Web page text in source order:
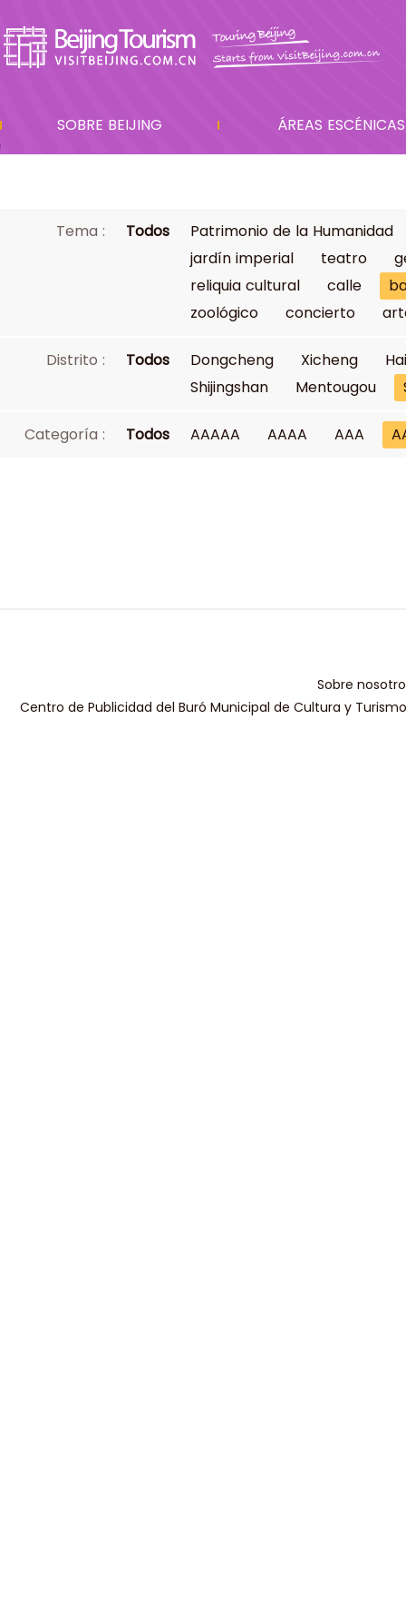
SOBRE BEIJING ÁREAS ESCÉNICAS
Tema : Todos
Patrimonio de la Humanidad
jardín imperial
teatro
reliquia cultural
calle
zoológico
concierto
Distrito : Todos Dongcheng Xicheng
Shijingshan
Mentougou
Categoría : Todos AAAAA AAAA AAA
Sobre
Centro de Publicidad del Buró Municipal de Cultura y